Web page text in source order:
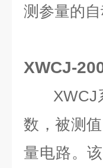
测参量的自
XWCJ-
XWCJ系
数，被测
量电路。